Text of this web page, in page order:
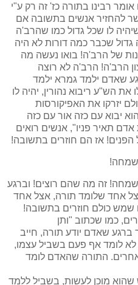
רבינו בתורה כז' זה רק ע"י
להחזיר אנשים בתשובה אם
לו שכל גדול כמו שהרב'ה
גדול שכבר כמה דורות לא היה
של הרב'ה! בואו נעשה מה
הרב'ה! הרב'ה לא רוצה
שאדם ילמד גמרא ילמד
את הש"ע ריבוא נהורין, יהיה לו
יזרקו את האפיקורסות
יבוא עם כזה אור עם כזה
תאיר פניו", אנשים רואים
הפנים! אז הם חוזרים בתשובה!
שמחה!
זה מה שהם רוצים! וברגע
אחד שלומד תורה, אצל אחד
שמש כולם חוזרים בתשובה!
כמו שכתוב "ותן
ברגע שאדם יודע תורה, חייב
לומד אף פעם בשביל עצמו,
התורה שהאדם לומד
מוכן לעשות, בשביל ללמד